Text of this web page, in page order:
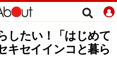
したい！「はじめて
セイインコと暮ら